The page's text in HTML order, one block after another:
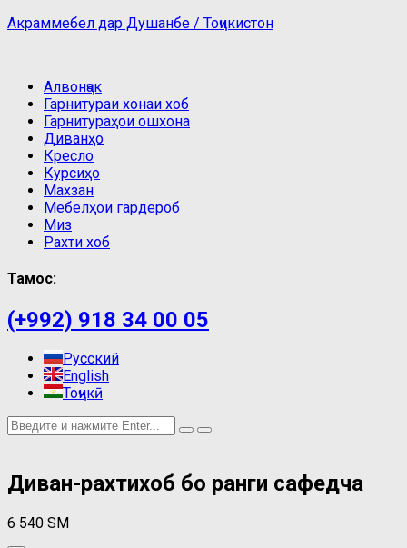
Акраммебел дар Душанбе / Тоҷикистон
Алвонҷак
Гарнитураи хонаи хоб
Гарнитураҳои ошхона
Диванҳо
Кресло
Курсиҳо
Махзан
Мебелҳои гардероб
Миз
Рахти хоб
Тамос:
(+992) 918 34 00 05
Русский
English
Тоҷикӣ
Диван-рахтихоб бо ранги сафедча
6 540 ЅМ